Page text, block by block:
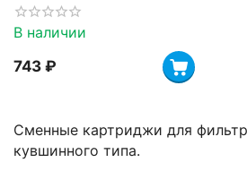
Сменные картриджи для
кувшинного типа.
В наличии
‍743‍ ₽